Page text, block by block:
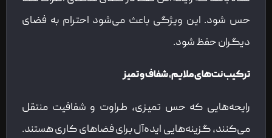
حس شود. این ویژگی باعث می‌شود احترام به فضای
دیگران حفظ شود.
ترکیب نت‌های ملایم، شفاف و تمیز
رایحه‌هایی که حس تمیزی، طراوت و شفافیت منتقل
می‌کنند، گزینه‌هایی ایده‌آل برای فضاهای کاری هستند.